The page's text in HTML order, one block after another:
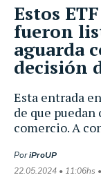
Esta entrada
de que puedan
comercio. A
PoriProUP
22.05.2024 • 11:06hs
Estos
fueron
aguarda
decisión